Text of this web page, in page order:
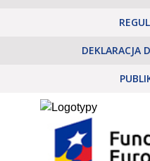
DEKLARACJA